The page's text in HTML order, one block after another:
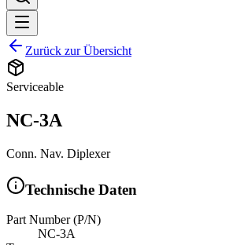
Zurück zur Übersicht
Serviceable
NC-3A
Conn. Nav. Diplexer
Technische Daten
Part Number (P/N)
NC-3A